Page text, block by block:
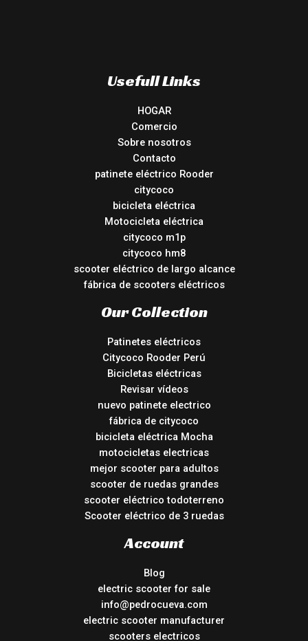
Usefull Links
HOGAR
Comercio
Sobre nosotros
Contacto
patinete eléctrico Rooder
citycoco
bicicleta eléctrica
Motocicleta eléctrica
citycoco m1p
citycoco hm8
scooter eléctrico de largo alcance
fábrica de scooters eléctricos
Our Collection
Patinetes eléctricos
Citycoco Rooder Perú
Bicicletas eléctricas
Revisar vídeos
nuevo patinete electrico
fábrica de citycoco
bicicleta eléctrica Mocha
motocicletas electricas
mejor scooter para adultos
scooter de ruedas grandes
scooter eléctrico todoterreno
Scooter eléctrico de 3 ruedas
Account
Blog
electric scooter for sale
info@pedrocueva.com
electric scooter manufacturer
scooters electricos